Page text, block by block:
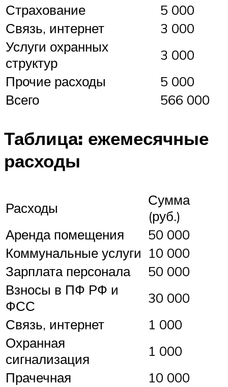
Страхование
5 000
Связь, интернет
3 000
Услуги охранных
структур
3 000
Прочие расходы
5 000
Всего
566 000
Таблица: ежемесячные
расходы
Расходы
Сумма
(руб.)
Аренда помещения
50 000
Коммунальные услуги 10 000
Зарплата персонала
50 000
Взносы в ПФ РФ и
ФСС
30 000
Связь, интернет
1 000
Охранная
сигнализация
1 000
Прачечная
10 000